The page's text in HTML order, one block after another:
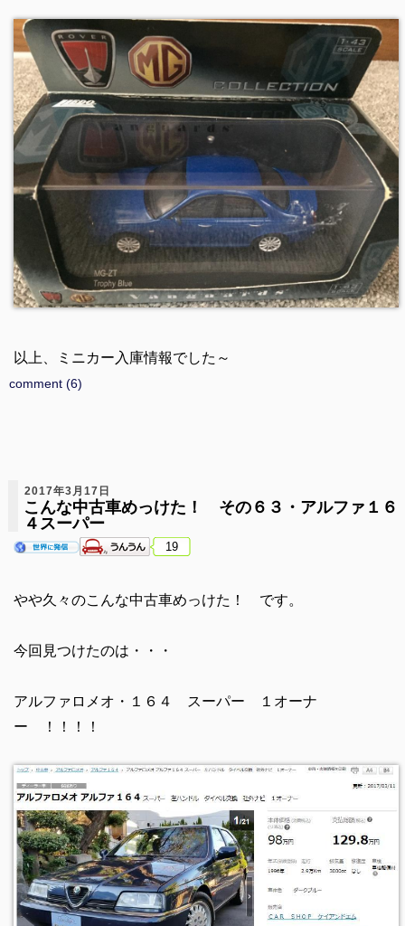
以上、ミニカー入庫情報でした～
comment (6)
2017年3月17日
こんな中古車めっけた！ その６３・アルファ１６
４スーパー
19
やや久々のこんな中古車めっけた！ です。
今回見つけたのは・・・
アルファロメオ・１６４ スーパー １オーナ
ー ！！！！